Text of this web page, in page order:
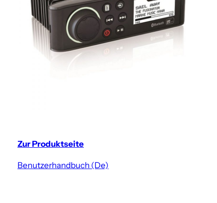
Zur Produktseite
Benutzerhandbuch (De)